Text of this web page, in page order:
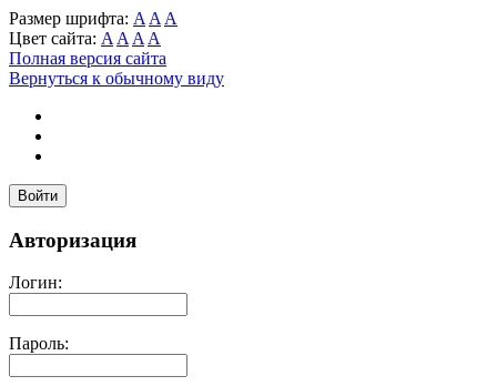
Размер шрифта: A A A
Цвет сайта: A A A A
Полная версия сайта
Вернуться к обычному виду
Войти
Авторизация
Логин:
Пароль: